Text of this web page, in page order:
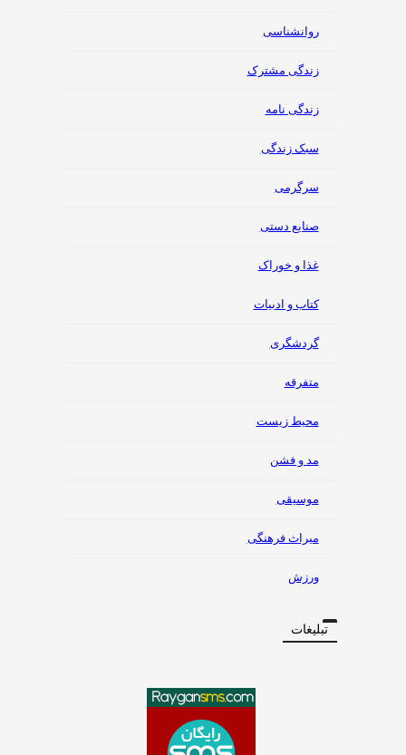
روانشناسی
زندگی مشترک
زندگی نامه
سبک زندگی
سرگرمی
صنایع دستی
غذا و خوراک
کتاب و ادبیات
گردشگری
متفرقه
محیط زیست
مد و فشن
موسیقی
میراث فرهنگی
ورزش
تبلیغات